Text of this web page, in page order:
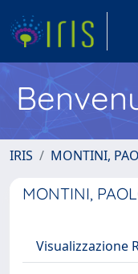
IRIS MONTINI,
MONTINI,
Visualizzazione